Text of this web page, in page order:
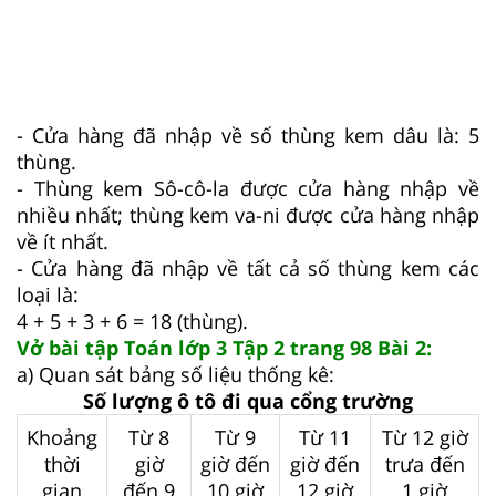
- Cửa hàng đã nhập về số thùng kem dâu là: 5
thùng.
- Thùng kem Sô-cô-la được cửa hàng nhập về
nhiều nhất; thùng kem va-ni được cửa hàng nhập
về ít nhất.
- Cửa hàng đã nhập về tất cả số thùng kem các
loại là:
4 + 5 + 3 + 6 = 18 (thùng).
Vở bài tập Toán lớp 3 Tập 2 trang 98 Bài 2:
a) Quan sát bảng số liệu thống kê:
Số lượng ô tô đi qua cổng trường
Khoảng
thời
gian
Từ 8
giờ
đến 9
Từ 9
giờ đến
10 giờ
Từ 11
giờ đến
12 giờ
Từ 12 giờ
trưa đến
1 giờ